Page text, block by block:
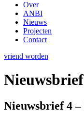
Over
ANBI
Nieuws
Projecten
Contact
vriend worden
Nieuwsbrief 4 –